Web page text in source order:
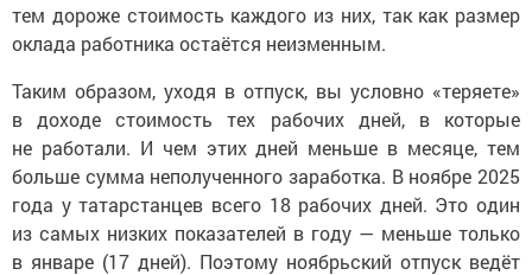
тем дороже стоимость каждого из них, так как размер
оклада работника остаётся неизменным.
Таким образом, уходя в отпуск, вы условно «теряете»
в доходе стоимость тех рабочих дней, в которые
не работали. И чем этих дней меньше в месяце, тем
больше сумма неполученного заработка. В ноябре 2025
года у татарстанцев всего 18 рабочих дней. Это один
из самых низких показателей в году — меньше только
в январе (17 дней). Поэтому ноябрьский отпуск ведёт